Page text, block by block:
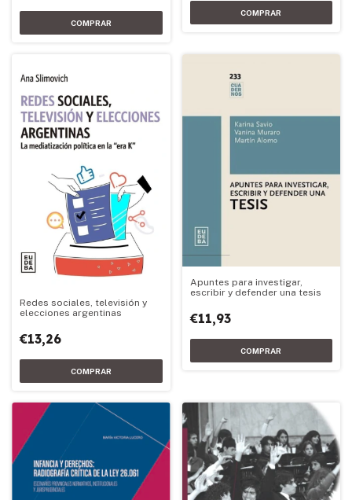
Redes sociales, televisión y
elecciones argentinas
€13,26
Apuntes para investigar,
escribir y defender una tesis
€11,93